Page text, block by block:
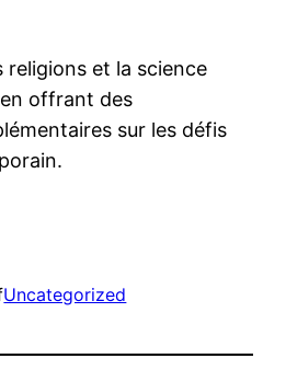
religions et la science
offrant des
sur les défis
Uncategorized